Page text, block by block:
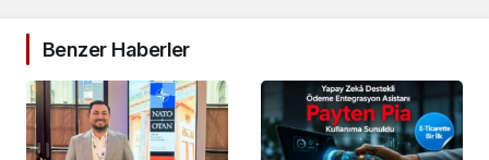
Benzer Haberler